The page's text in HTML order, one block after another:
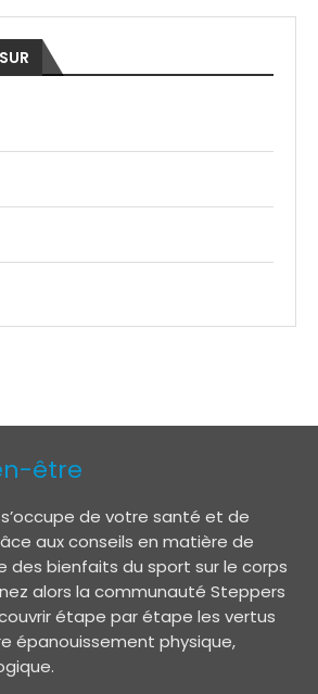
être
de votre santé et de
aux conseils en matière de
des bienfaits du sport sur le corps
alors la communauté Steppers
étape par étape les vertus
épanouissement physique,